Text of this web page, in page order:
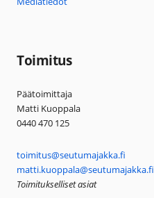
Toimitus
Päätoimittaja
Matti Kuoppala
0440 470 125
toimitus@seutumajakka.fi
matti.kuoppala@seutumajakka.fi
Toimitukselliset asiat